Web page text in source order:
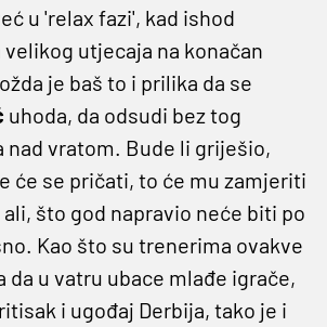
u 'relax fazi', kad ishod
utjecaja na konačan
je baš to i prilika da se
uhoda, da odsudi bez tog
nad vratom. Bude li griješio,
će se pričati, to će mu zamjeriti
što god napravio neće biti po
Kao što su trenerima ovakve
da u vatru ubace mlađe igrače,
i ugođaj Derbija, tako je i